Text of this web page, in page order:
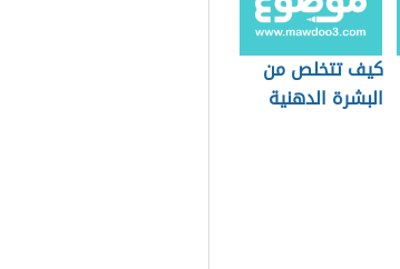
كيف تتخلص من
البشرة الدهنية